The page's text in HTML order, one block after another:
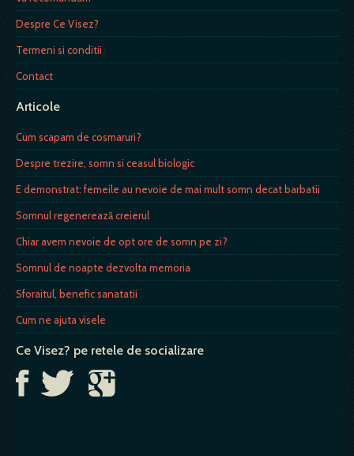
Despre Ce Visez?
Termeni si conditii
Contact
Articole
Cum scapam de cosmaruri?
Despre trezire, somn si ceasul biologic
E demonstrat: femeile au nevoie de mai mult somn decat barbatii
Somnul regenerează creierul
Chiar avem nevoie de opt ore de somn pe zi?
Somnul de noapte dezvolta memoria
Sforaitul, benefic sanatatii
Cum ne ajuta visele
Ce Visez? pe retele de socializare